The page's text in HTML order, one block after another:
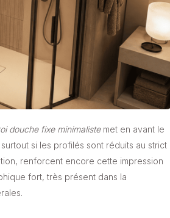
douche fixe minimalistemet en avant le
si les profilés sont réduits au strict
renforcent encore cette impression
fort, très présent dans la